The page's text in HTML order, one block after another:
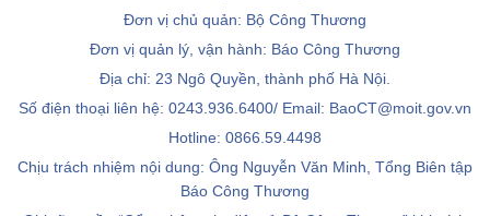
Đơn vị chủ quản: Bộ Công Thương
Đơn vị quản lý, vận hành: Báo Công Thương
Địa chỉ: 23 Ngô Quyền, thành phố Hà Nội.
Số điện thoại liên hệ: 0243.936.6400/ Email: BaoCT@moit.gov.vn
Hotline: 0866.59.4498
Chịu trách nhiệm nội dung: Ông Nguyễn Văn Minh, Tổng Biên tập
Báo Công Thương